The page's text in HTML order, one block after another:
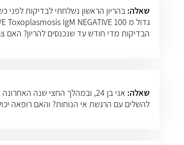
שאלה:
הבדיקות מדי חודש עד שנכנסים להריון? האם
שאלה:
אני בן 24, ובמהלך החצי שנה
להשלים עם הרגשת אי הנוחות? והאם רופאה